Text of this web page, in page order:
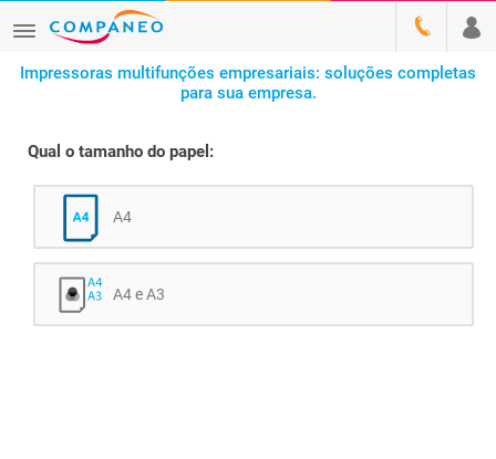
Impressoras multifunções empresariais: soluções completas
para sua empresa.
Qual o tamanho do papel:
A4
A4 e A3